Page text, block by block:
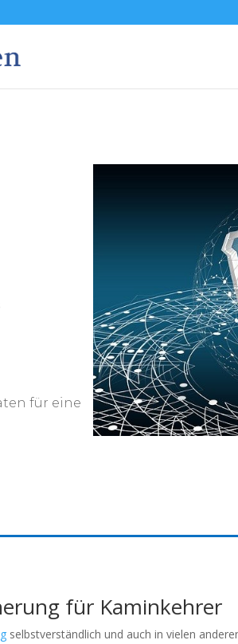
für eine
für Kaminkehrer
selbstverständlich und auch in vielen